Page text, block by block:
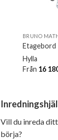
BRUNO
Etagebord
Hylla
Från 16
Vill du inreda
börja?